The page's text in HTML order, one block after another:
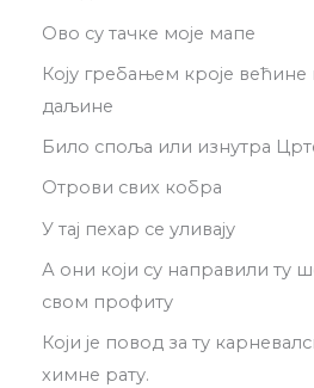
Ово су тачке моје мапе
Коју гребањем кроје
даљине
Било споља или изнутра
Отрови свих кобра
У тај пехар се уливају
А они који су направили ту
свом профиту
Који је повод за ту
химне рату.